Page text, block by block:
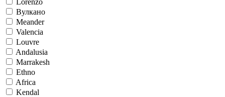
Вулкано
Meander
Valencia
Louvre
Andalusia
Marrakesh
Ethno
Africa
Kendal